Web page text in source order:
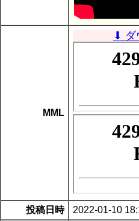
MML
⬇ ダ
投稿日時
2022-01-10